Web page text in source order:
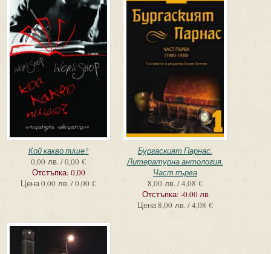
Кой какво пише?
0,00 лв. / 0,00 €
Отстъпка: 0,00
Цена0,00 лв. / 0,00 €
Бургаският Парнас.
Литературна антология.
Част първа
8,00 лв. / 4,08 €
Отстъпка: -0.00 лв
Цена8,00 лв. / 4,08 €